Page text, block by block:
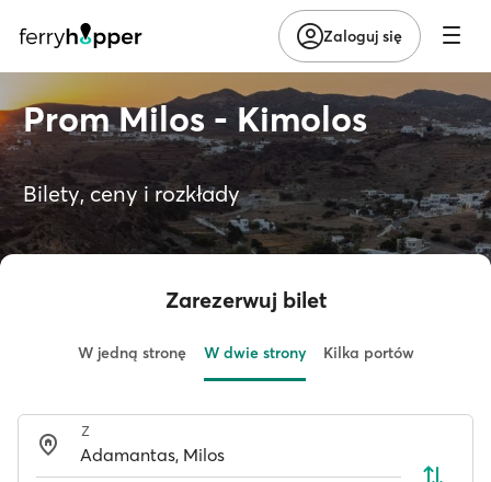
Zaloguj się
Prom Milos - Kimolos
Bilety, ceny i rozkłady
Zarezerwuj bilet
W jedną stronę W dwie strony Kilka portów
Z